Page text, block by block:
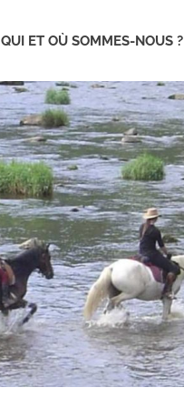
QUI ET OÙ SOMMES-NOUS ?